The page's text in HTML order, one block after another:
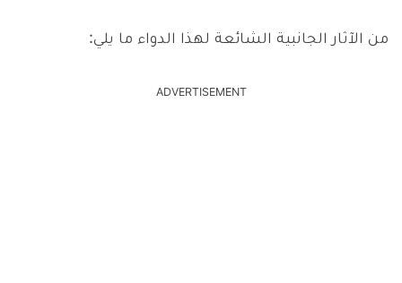
من الآثار الجانبية الشائعة لهذا الدواء ما يلي:
ADVERTISEMENT